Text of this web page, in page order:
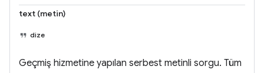
text (metin)
dize
Geçmiş hizmetine yapılan serbest metinli sorgu. Tüm